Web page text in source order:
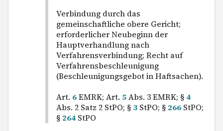
Verbindung durch das
gemeinschaftliche obere Gericht;
erforderlicher Neubeginn der
Hauptverhandlung nach
Verfahrensverbindung; Recht auf
Verfahrensbeschleunigung
(Beschleunigungsgebot in Haftsachen).
Art. 6EMRK; Art. 5Abs. 3 EMRK; § 4
Abs. 2 Satz 2 StPO; § 3 StPO; § 266 StPO;
§ 264 StPO